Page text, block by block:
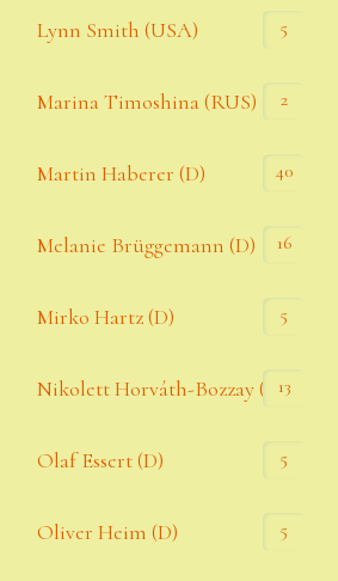
Lynn Smith (USA) 5
Marina Timoshina (RUS) 2
Martin Haberer (D) 40
Melanie Brüggemann (D) 16
Mirko Hartz (D) 5
Nikolett Horváth-Bozzay (A)13
Olaf Essert (D) 5
Oliver Heim (D) 5